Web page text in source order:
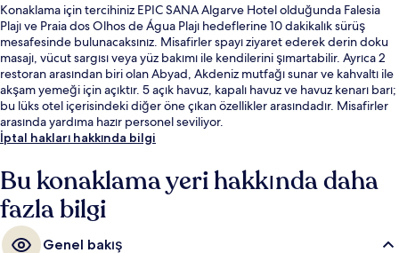
Konaklama için tercihiniz EPIC SANA Algarve Hotel olduğunda Falesia
Plajı ve Praia dos Olhos de Água Plajı hedeflerine 10 dakikalık sürüş
mesafesinde bulunacaksınız. Misafirler spayı ziyaret ederek derin doku
masajı, vücut sargısı veya yüz bakımı ile kendilerini şımartabilir. Ayrıca 2
restoran arasından biri olan Abyad, Akdeniz mutfağı sunar ve kahvaltı ile
akşam yemeği için açıktır. 5 açık havuz, kapalı havuz ve havuz kenarı barı;
bu lüks otel içerisindeki diğer öne çıkan özellikler arasındadır. Misafirler
arasında yardıma hazır personel seviliyor.
İptal hakları hakkında bilgi
Bu konaklama yeri hakkında daha
fazla bilgi
Genel bakış